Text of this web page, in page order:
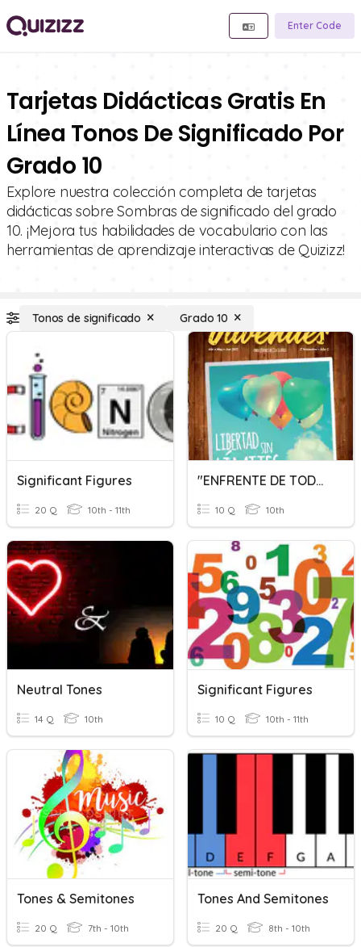
Enter Code
Tarjetas Didácticas Gratis En
Línea Tonos De Significado Por
Grado 10
Explore nuestra colección completa de tarjetas
didácticas sobre Sombras de significado del grado
10. ¡Mejora tus habilidades de vocabulario con las
herramientas de aprendizaje interactivas de Quizizz!
Tonos de significado Grado 10
Significant Figures
20 Q 10th - 11th
"ENFRENTE DE TODOS"
10 Q 10th
Neutral Tones
14 Q 10th
Significant Figures
10 Q 10th - 11th
Tones & Semitones
20 Q 7th - 10th
Tones And Semitones
20 Q 8th - 10th